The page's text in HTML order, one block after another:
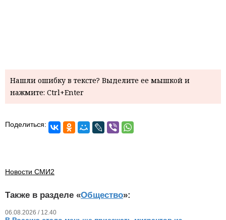
Нашли ошибку в тексте? Выделите ее мышкой и
нажмите: Ctrl+Enter
Поделиться:
Новости СМИ2
Также в разделе «Общество»:
06.08.2026 / 12.40